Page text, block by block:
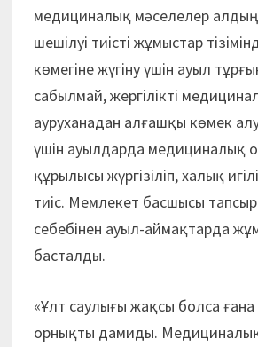
медициналық мәселелер
шешілуі тиісті жұмыстар
көмегіне жүгіну үшін ауыл
сабылмай, жергілікті
ауруханадан алғашқы көмек
үшін ауылдарда медициналық
құрылысы жүргізіліп, халық
тиіс. Мемлекет басшысы
себебінен ауыл-аймақтарда
басталды.
«Ұлт саулығы жақсы болса
орнықты дамиды.